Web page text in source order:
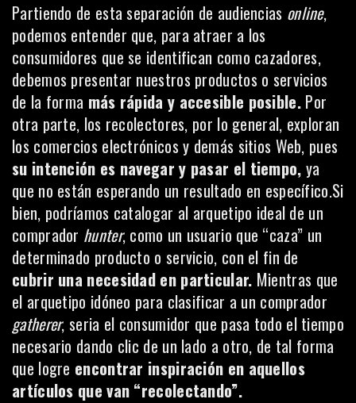
Partiendo de esta separación de audiencias online,
podemos entender que, para atraer a los
consumidores que se identifican como cazadores,
debemos presentar nuestros productos o servicios
de la forma más rápida y accesible posible.Por
otra parte, los recolectores, por lo general, exploran
los comercios electrónicos y demás sitios Web, pues
su intención es navegar y pasar el tiempo, ya
que no están esperando un resultado en específico.Si
bien, podríamos catalogar al arquetipo ideal de un
comprador hunter, como un usuario que “caza” un
determinado producto o servicio, con el fin de
cubrir una necesidad en particular. Mientras que
el arquetipo idóneo para clasificar a un comprador
gatherer, seria el consumidor que pasa todo el tiempo
necesario dando clic de un lado a otro, de tal forma
que logre encontrar inspiración en aquellos
artículos que van “recolectando”.